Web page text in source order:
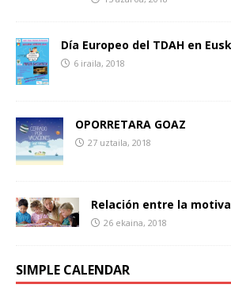
Día Europeo del TDAH en
6 iraila, 2018
OPORRETARA GOAZ
27 uztaila, 2018
Relación entre la
26 ekaina, 2018
SIMPLE CALENDAR